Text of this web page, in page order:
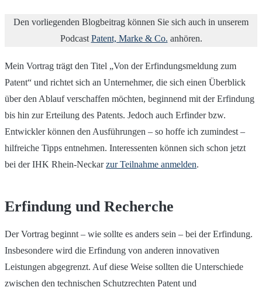
Den vorliegenden Blogbeitrag können Sie sich auch in unserem
Podcast Patent, Marke & Co. anhören.
Mein Vortrag trägt den Titel „Von der Erfindungsmeldung zum
Patent“ und richtet sich an Unternehmer, die sich einen Überblick
über den Ablauf verschaffen möchten, beginnend mit der Erfindung
bis hin zur Erteilung des Patents. Jedoch auch Erfinder bzw.
Entwickler können den Ausführungen – so hoffe ich zumindest –
hilfreiche Tipps entnehmen. Interessenten können sich schon jetzt
bei der IHK Rhein-Neckarzur Teilnahme anmelden.
Erfindung und Recherche
Der Vortrag beginnt – wie sollte es anders sein – bei der Erfindung.
Insbesondere wird die Erfindung von anderen innovativen
Leistungen abgegrenzt. Auf diese Weise sollten die Unterschiede
zwischen den technischen Schutzrechten Patent und